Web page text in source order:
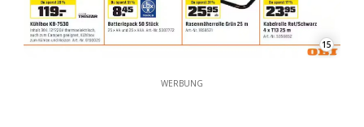
15
WERBUNG